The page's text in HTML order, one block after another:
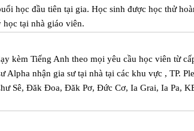
học đầu tiên tại gia. Học sinh được học thử
tại nhà giáo viên.
kèm Tiếng Anh theo mọi yêu cầu học viên từ
Alpha nhận gia sư tại nhà tại các khu vực , TP.
Sê, Đăk Đoa, Đăk Pơ, Đức Cơ, Ia Grai, Ia Pa,